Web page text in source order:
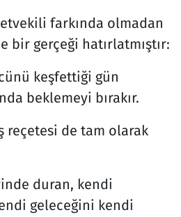
farkında olmadan
bir gerçeği hatırlatmıştır:
keşfettiği gün
beklemeyi bırakır.
reçetesi de tam olarak
duran, kendi
geleceğini kendi